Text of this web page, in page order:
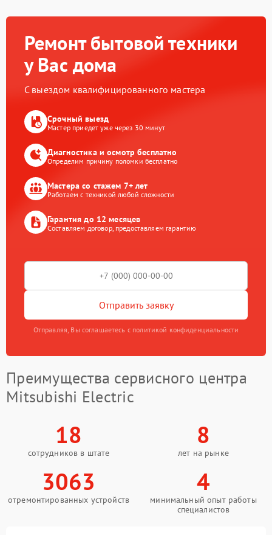
Ремонт бытовой техники
у Вас дома
С выездом квалифицированного мастера
Срочный выезд
Мастер приедет уже через 30 минут
Диагностика и осмотр бесплатно
Определим причину поломки бесплатно
Мастера со стажем 7+ лет
Работаем с техникой любой сложности
Гарантия до 12 месяцев
Составляем договор, предоставляем гарантию
Отправить заявку
Отправляя, Вы соглашаетесь с политикой конфиденциальности
Преимущества сервисного центра
Mitsubishi Electric
18
сотрудников в штате
8
лет на рынке
3063
отремонтированных устройств
4
минимальный опыт работы
специалистов